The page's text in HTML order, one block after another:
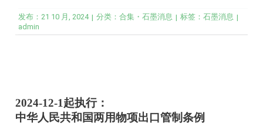
发布：21 10 月, 2024 | 分类： 合集・石墨消息 | 标签： 石墨消息 |
admin
2024-12-1起执行：
中华人民共和国两用物项出口管制条例